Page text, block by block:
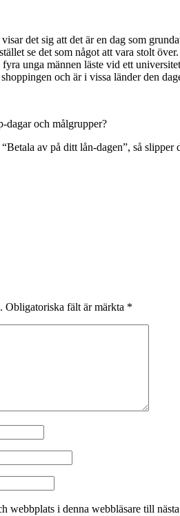
det sig att det är en dag som
se det som något att vara stolt
unga männen läste vid ett
och är i vissa länder den
dagar och målgrupper?
av på ditt lån-dagen”, så
Obligatoriska fält är märkta *
webbplats i denna webbläsare till